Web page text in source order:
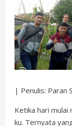
| Penulis: Paran
Ketika hari mulai
ku. Ternyata